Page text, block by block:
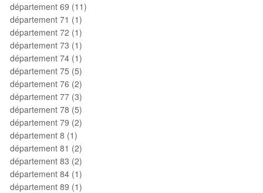
département 69 (11)
département 71 (1)
département 72 (1)
département 73 (1)
département 74 (1)
département 75 (5)
département 76 (2)
département 77 (3)
département 78 (5)
département 79 (2)
département 8 (1)
département 81 (2)
département 83 (2)
département 84 (1)
département 89 (1)